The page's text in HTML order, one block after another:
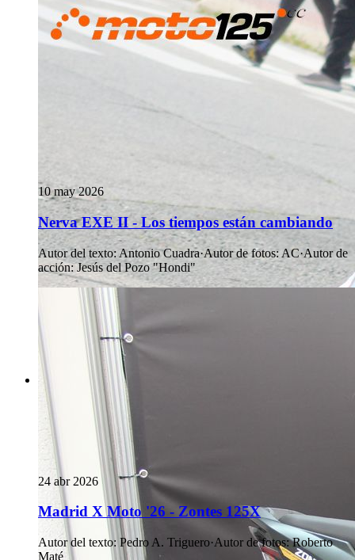
10 may 2026
Nerva EXE II - Los tiempos están cambiando
Autor del texto: Antonio Cuadra·Autor de fotos: AC·Autor de
acción: Jesús del Pozo "Hondi"
24 abr 2026
Madrid X Moto '26 - Zontes 125X
Autor del texto: Pedro A. Triguero·Autor de fotos: Roberto
Maté